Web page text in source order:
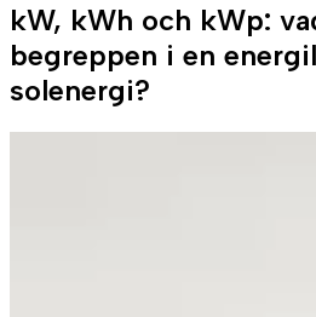
kW, kWh och kWp:
begreppen i en
solenergi?